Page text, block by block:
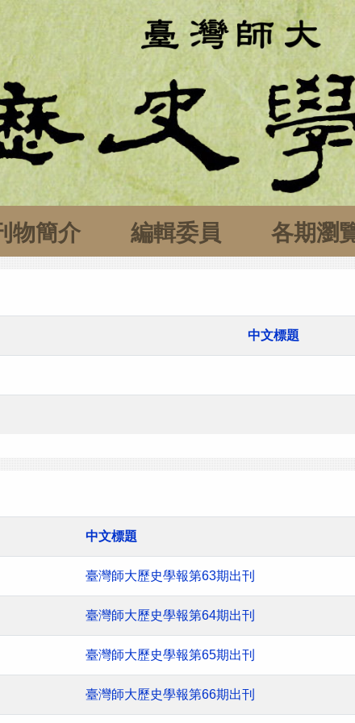
物簡介 編輯委員 各期瀏
中文標題
中文標題
臺灣師大歷史學報第63期出刊
臺灣師大歷史學報第64期出刊
臺灣師大歷史學報第65期出刊
臺灣師大歷史學報第66期出刊